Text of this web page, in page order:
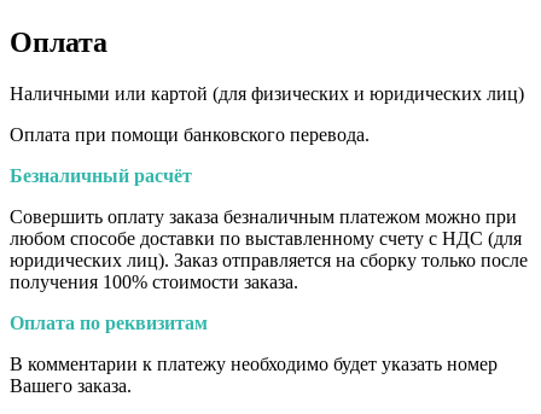
Оплата
Наличными или картой (для физических и юридических лиц)
Оплата при помощи банковского перевода.
Безналичный расчёт
Совершить оплату заказа безналичным платежом можно при
любом способе доставки по выставленному счету с НДС (для
юридических лиц). Заказ отправляется на сборку только после
получения 100% стоимости заказа.
Оплата по реквизитам
В комментарии к платежу необходимо будет указать номер
Вашего заказа.